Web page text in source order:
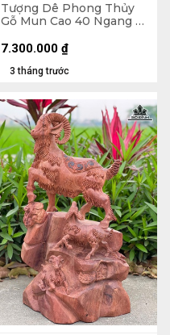
Tượng Dê Phong Thủy
Gỗ Mun Cao 40 Ngang 29
3 tháng trước
7.300.000 ₫